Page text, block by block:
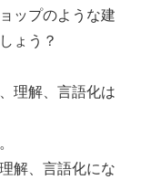
ップのような建
ょう？
理解、言語化は
解、言語化にな